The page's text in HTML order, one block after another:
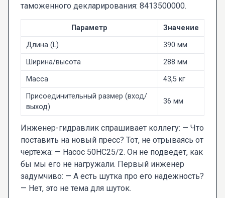
таможенного декларирования: 8413500000.
Параметр
Значение
Длина (L)
390 мм
Ширина/высота
288 мм
Масса
43,5 кг
Присоединительный размер (вход/
выход)
36 мм
Инженер-гидравлик спрашивает коллегу: — Что
поставить на новый пресс? Тот, не отрываясь от
чертежа: — Насос 50НС25/2. Он не подведет, как
бы мы его не нагружали. Первый инженер
задумчиво: — А есть шутка про его надежность?
— Нет, это не тема для шуток.